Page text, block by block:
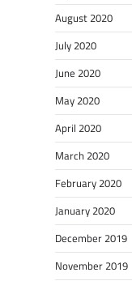
August 2020
July 2020
June 2020
May 2020
April 2020
March 2020
February 2020
January 2020
December 2019
November 2019